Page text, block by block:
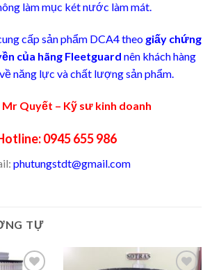
làm mục két nước làm mát.
cấp sản phẩm DCA4 theo giấy chứng
của hãng Fleetguard nên khách hàng
năng lực và chất lượng sản phẩm.
Mr Quyết – Kỹ sư kinh doanh
0945 655 986
phutungstdt@gmail.com
TỰ